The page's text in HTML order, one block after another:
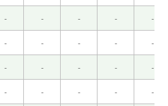
我也很开心和您一起学习。
性 )
ましょうか？ 大阪弁も教
うございます。( 男性 )
- - - - -
- - - - -
- - - - -
- - - - -